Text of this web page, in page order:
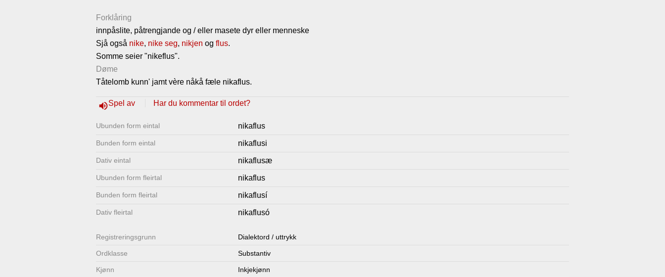
Forklåring
innpåslite, påtrengjande og / eller masete dyr eller menneske
Sjå også nike, nike seg, nikjen og flus.
Somme seier "nikeflus".
Døme
Tåtelomb kunn' jamt vère nåkå fæle nikaflus.
volume_upSpel av Har du kommentar til ordet?
Ubunden form eintal nikaflus
Bunden form eintal nikaflusi
Dativ eintal nikaflusæ
Ubunden form fleirtal nikaflus
Bunden form fleirtal nikaflusí
Dativ fleirtal nikaflusó
Registrerings­grunn Dialektord / uttrykk
Ordklasse Substantiv
Kjønn Inkjekjønn